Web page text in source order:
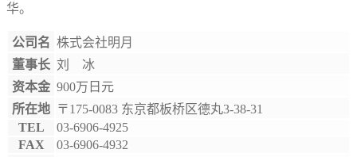
华。
公司名 株式会社明月
董事长 刘 冰
资本金 900万日元
所在地 〒175-0083 东京都板桥区德丸3-38-31
TEL
03-6906-4925
FAX
03-6906-4932